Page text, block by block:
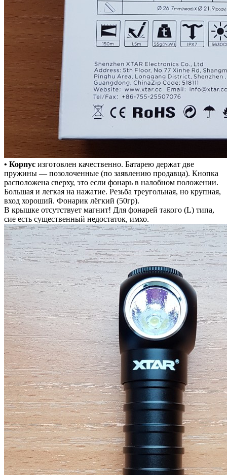
• Корпус изготовлен качественно. Батарею держат две
пружины — позолоченные (по заявлению продавца). Кнопка
расположена сверху, это если фонарь в налобном положении.
Большая и легкая на нажатие. Резьба треугольная, но крупная,
вход хороший. Фонарик лёгкий (50гр).
В крышке отсутствует магнит!​ Для фонарей такого (L) типа,
сие есть существенный недостаток, имхо.